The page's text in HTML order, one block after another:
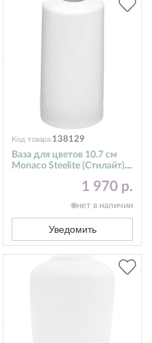
Код товара:138129
Ваза для цветов 10.7 см
Monaco Steelite (Стилайт)
1 970 р.
нет в наличии
Уведомить